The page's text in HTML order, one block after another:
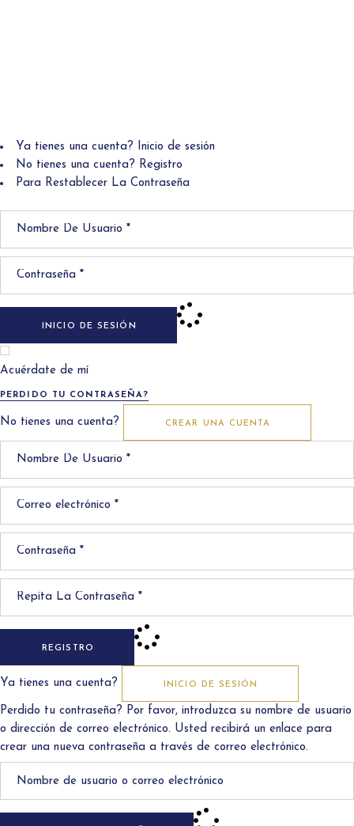
Ya tienes una cuenta? Inicio de sesión
No tienes una cuenta? Registro
Para Restablecer La Contraseña
INICIO DE SESIÓN
Acuérdate de mí
PERDIDO TU CONTRASEÑA?
No tienes una cuenta? CREAR UNA CUENTA
REGISTRO
Ya tienes una cuenta? INICIO DE SESIÓN
Perdido tu contraseña? Por favor, introduzca su nombre de usuario
o dirección de correo electrónico. Usted recibirá un enlace para
crear una nueva contraseña a través de correo electrónico.